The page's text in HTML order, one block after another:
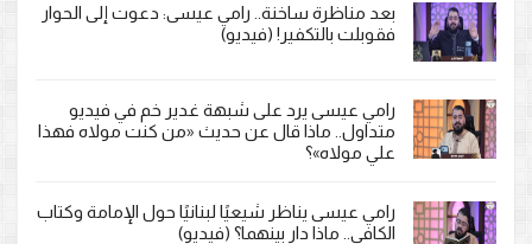
بعد مناظرة ساخنة.. رامي عيسى: دعوت إلى الحوار
فقوبلت بالتكفير! (فيديو)
رامي عيسى يرد على شبهة غدير خم في فيديو
متداول.. ماذا قال عن حديث «من كنت مولاه فهذا
علي مولاه»؟
رامي عيسى يناظر شيعيًا لبنانيًا حول الإمامة وكتاب
الكافي.. ماذا دار بينهما؟ (فيديو)